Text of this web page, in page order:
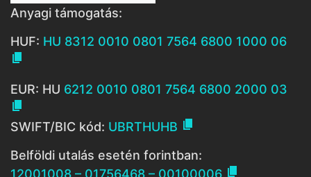
Anyagi támogatás:
HUF: HU 8312 0010 0801 7564 6800 1000 06

EUR: HU 6212 0010 0801 7564 6800 2000 03

SWIFT/BIC kód: UBRTHUHB 
Belföldi utalás esetén forintban:
12001008 – 01756468 – 00100006 